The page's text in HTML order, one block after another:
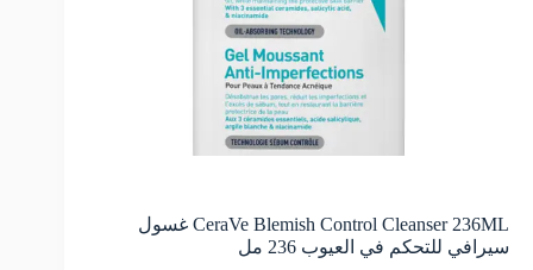
CeraVe Blemish Control Cleanser 236ML غسول ​​
سيرافي للتحكم في العيوب 236 مل